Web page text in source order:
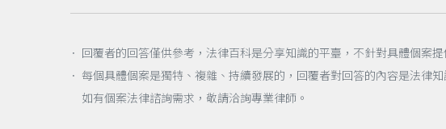
． 回覆者的回答僅供參考，法律百科是分享知識的平臺，不針對具體個案
． 每個具體個案是獨特、複雜、持續發展的，回覆者對回答的內容是法律
如有個案法律諮詢需求，敬請洽詢專業律師。